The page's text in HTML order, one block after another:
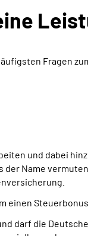
Fragen
und dabei
Name
einen
darf die